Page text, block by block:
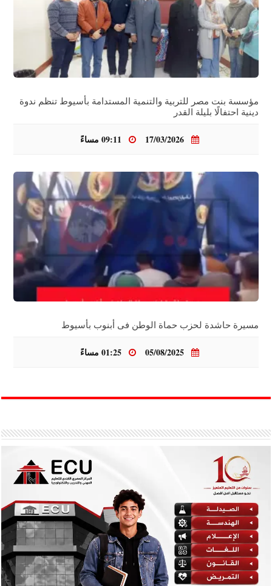
مؤسسة بنت مصر للتربية والتنمية المستدامة بأسيوط تنظم ندوة
دينية احتفالًا بليلة القدر
مسيرة حاشدة لحزب حماة الوطن فى أبنوب بأسيوط